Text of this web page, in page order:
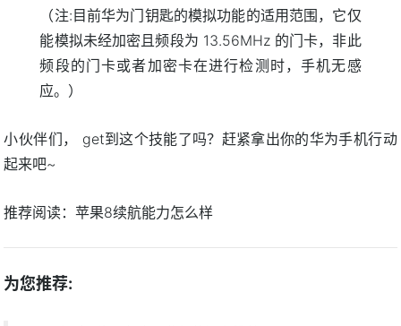
（注:目前华为门钥匙的模拟功能的适用范围，它仅
能模拟未经加密且频段为 13.56MHz 的门卡，非此
频段的门卡或者加密卡在进行检测时，手机无感
应。）
小伙伴们， get到这个技能了吗？赶紧拿出你的华为手机行动
起来吧~
推荐阅读：苹果8续航能力怎么样
为您推荐: